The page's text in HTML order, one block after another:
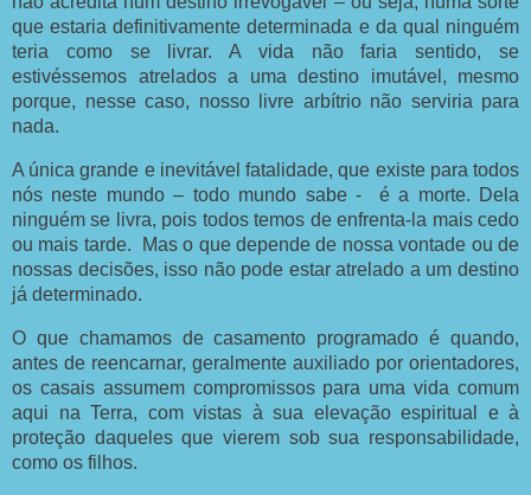
que estaria definitivamente determinada e da qual ninguém
teria como se livrar. A vida não faria sentido, se
estivéssemos atrelados a uma destino imutável, mesmo
porque, nesse caso, nosso livre arbítrio não serviria para
nada.
A única grande e inevitável fatalidade, que existe para todos
nós neste mundo – todo mundo sabe - é a morte. Dela
ninguém se livra, pois todos temos de enfrenta-la mais cedo
ou mais tarde. Mas o que depende de nossa vontade ou de
nossas decisões, isso não pode estar atrelado a um destino
já determinado.
O que chamamos de casamento programado é quando,
antes de reencarnar, geralmente auxiliado por orientadores,
os casais assumem compromissos para uma vida comum
aqui na Terra, com vistas à sua elevação espiritual e à
proteção daqueles que vierem sob sua responsabilidade,
como os filhos.